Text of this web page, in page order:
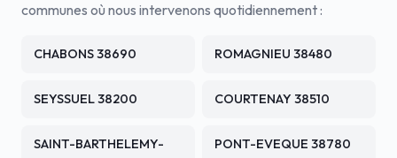
communes où nous intervenons quotidiennement :
CHABONS 38690 ROMAGNIEU 38480
SEYSSUEL 38200 COURTENAY 38510
SAINT-BARTHELEMY-
PONT-EVEQUE 38780